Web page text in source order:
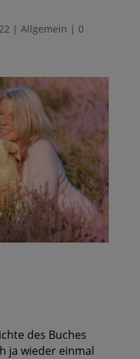
| Allgemein | 0
des Buches
ja wieder einmal